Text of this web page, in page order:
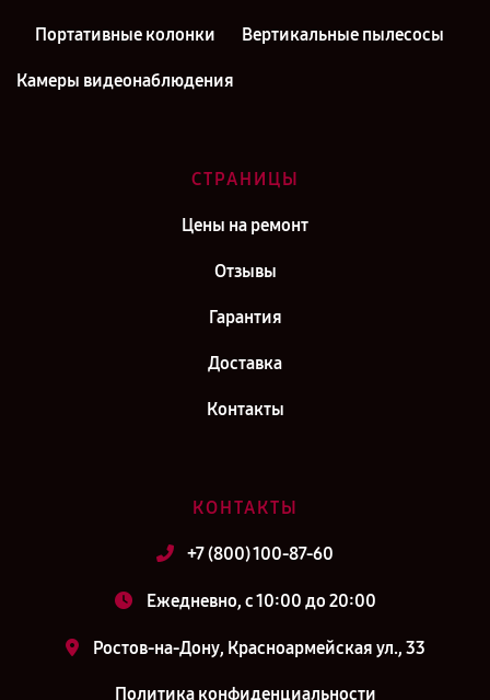
Портативные колонки Вертикальные пылесосы
Камеры видеонаблюдения
СТРАНИЦЫ
Цены на ремонт
Отзывы
Гарантия
Доставка
Контакты
КОНТАКТЫ
+7 (800) 100-87-60
Ежедневно, с 10:00 до 20:00
Ростов-на-Дону, Красноармейская ул., 33
Политика конфиденциальности